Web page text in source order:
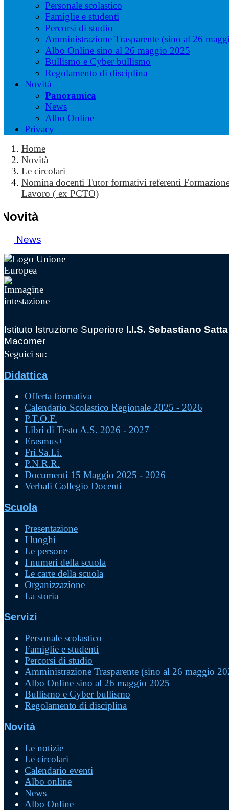
Personale scolastico
Famiglie e studenti
Percorsi di studio
Amministrazione Trasparente (sino al 26
Albo Online sino al 26 maggio 2025
Bullismo e Cyber bullismo
Regolamento di disciplina
Novità
Panoramica
News
Albo Online
Privacy
Home
Novità
Le circolari
Nomina docenti Tutor formativi referenti
Lavoro ( ex PCTO)
Novità
News
Istituto Istruzione Superiore I.I.S. Sebastiano Satta
Macomer
Seguici su:
Didattica
Offerta formativa
Calendario Scolastico Regionale 2025 - 2026
P.T.O.F.
Libri di Testo A.S. 2026 - 2027
Erasmus+
Fri.Sa.Li.
P.N.R.R.
Documenti 15 Maggio 2025 - 2026
Verbali Collegio Docenti
Scuola
Presentazione
I luoghi
Le persone
I numeri della scuola
Le carte della scuola
Organizzazione
La storia
Servizi
Personale scolastico
Famiglie e studenti
Percorsi di studio
Amministrazione Trasparente (sino al 26 maggio
Albo Online sino al 26 maggio 2025
Bullismo e Cyber bullismo
Regolamento di disciplina
Novità
Le notizie
Le circolari
Calendario eventi
Albo online
News
Albo Online